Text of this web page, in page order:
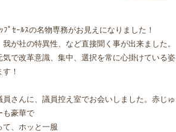
ｰﾙｽの名物専務がお見えになりました！
が社の特異性、など直接聞く事が出来ました。
気で改革意識、集中、選択を常に心掛けている姿
！
さんに、議員控え室でお会いしました。赤じゅ
も豪華で
て、ホッと一服